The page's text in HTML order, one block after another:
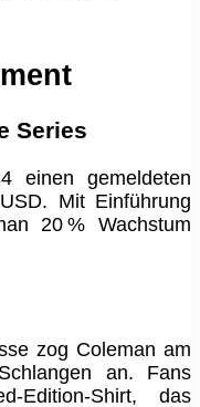
Series
einen gemeldeten
Mit Einführung
20 % Wachstum
zog Coleman am
an. Fans
das